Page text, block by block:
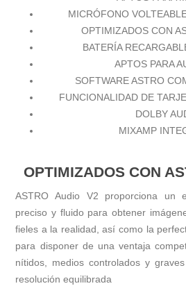
MICRÓFONO
OPTIMIZADOS CON
BATERÍA
APTOS PARA
SOFTWARE ASTRO
FUNCIONALIDAD DE
DOLBY
MIXAMP
OPTIMIZADOS CON
ASTRO Audio V2 proporciona un
preciso y fluido para obtener
fieles a la realidad, así como la
para disponer de una ventaja
nítidos, medios controlados y
resolución equilibrada